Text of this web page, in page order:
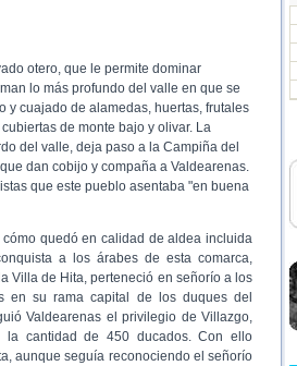
otero, que le permite dominar
lo más profundo del valle en que se
y cuajado de alamedas, huertas, frutales
de monte bajo y olivar. La
del valle, deja paso a la Campiña del
dan cobijo y compaña a Valdearenas.
que este pueblo asentaba "en buena
quedó en calidad de aldea incluida
a los árabes de esta comarca,
Villa de Hita, perteneció en seño­río a los
en su rama capital de los duques del
Valdearenas el privilegio de Villazgo,
cantidad de 450 duca­dos. Con ello
aunque seguía reconociendo el señorío